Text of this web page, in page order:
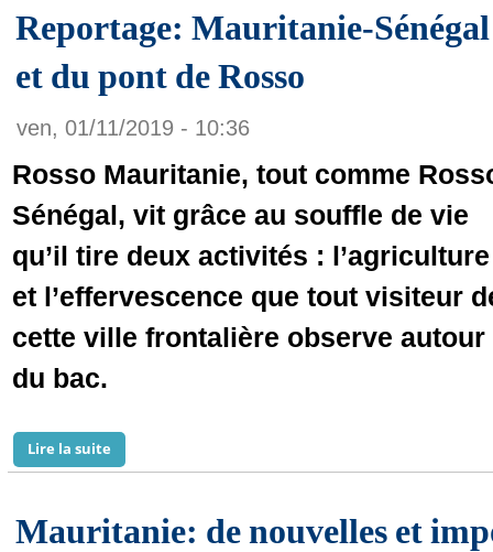
Reportage: Mauritanie-
et du pont de Rosso
ven, 01/11/2019 - 10:36
Rosso Mauritanie, tout comme
Sénégal, vit grâce au souffle de vie
qu’il tire deux activités : l’agriculture
et l’effervescence que tout visiteur
cette ville frontalière observe autour
du bac.
Lire la suite
Mauritanie: de nouvelles et